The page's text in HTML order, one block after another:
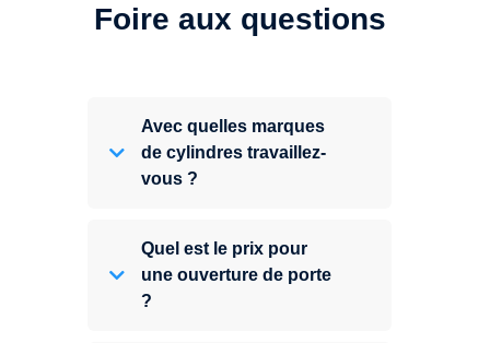
Foire aux questions
Avec quelles marques
de cylindres travaillez-
vous ?
Quel est le prix pour
une ouverture de porte
?